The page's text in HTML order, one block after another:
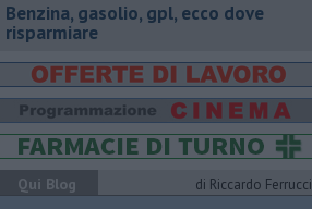
​Benzina, gasolio, gpl, ecco dove
risparmiare
Qui Blog
di Riccardo Ferrucci